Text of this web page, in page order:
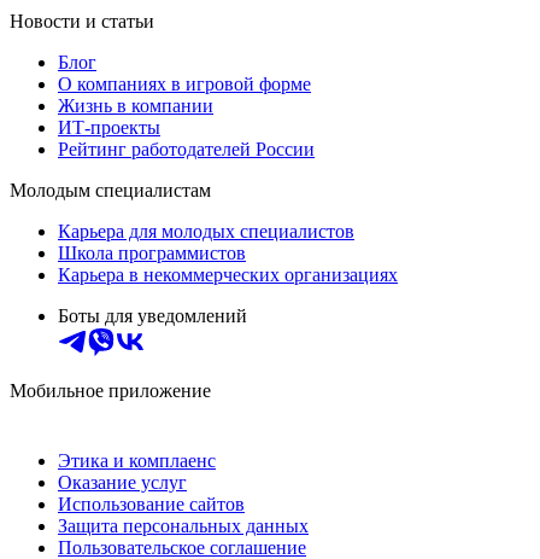
Новости и статьи
Блог
О компаниях в игровой форме
Жизнь в компании
ИТ-проекты
Рейтинг работодателей России
Молодым специалистам
Карьера для молодых специалистов
Школа программистов
Карьера в некоммерческих организациях
Боты для уведомлений
Мобильное приложение
Этика и комплаенс
Оказание услуг
Использование сайтов
Защита персональных данных
Пользовательское соглашение